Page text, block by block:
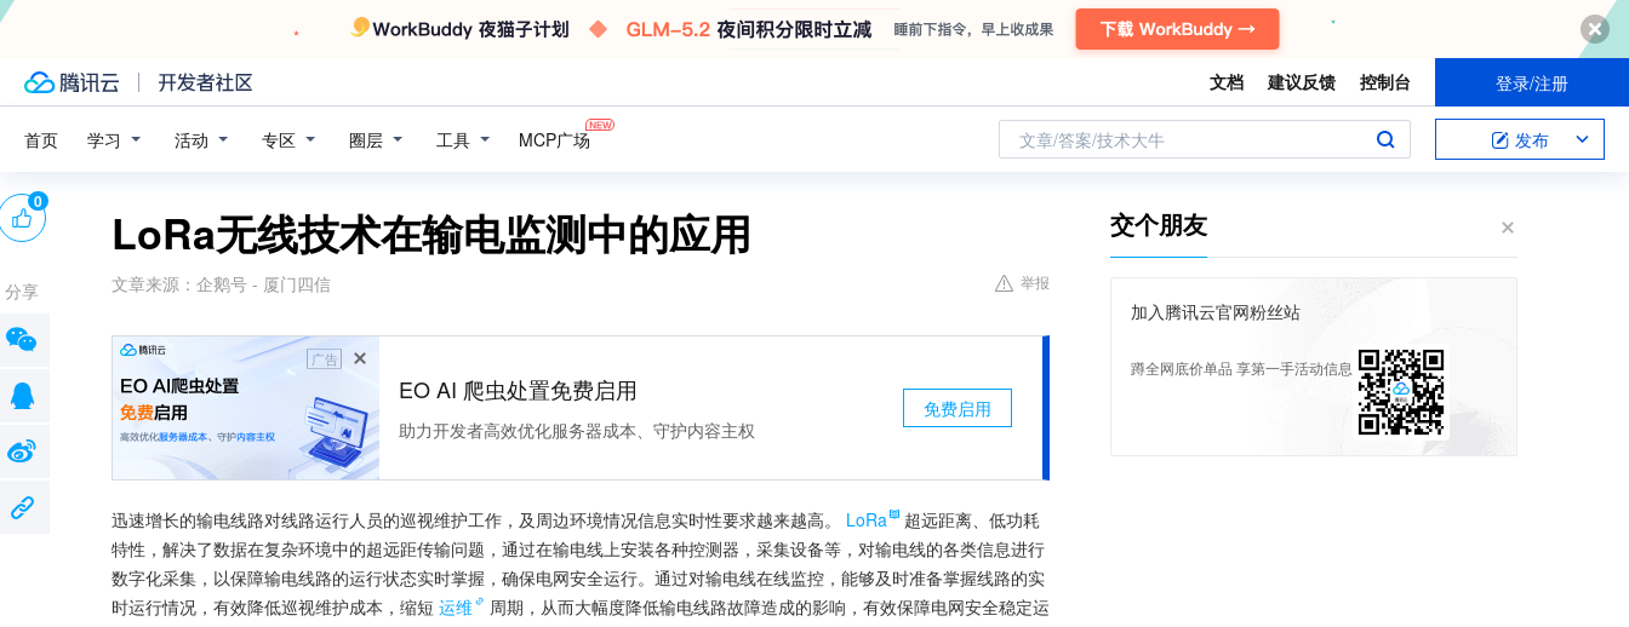
文档 建议反馈 控制台 登录/注册
首页 学习 活动 专区 圈层 工具 MCP广场 文章/答案/技术大牛 发布
LoRa无线技术在输电监测中的应用
文章来源： 企鹅号 - 厦门四信 举报
广告
EO AI 爬虫处置免费启用
助力开发者高效优化服务器成本、守护内容主权
免费启用
迅速增长的输电线路对线路运行人员的巡视维护工作，及周边环境情况信息实时性要求越来越高。 LoRa
超远距离、低功耗
特性，解决了数据在复杂环境中的超远距传输问题，通过在输电线上安装各种控测器，采集设备等，对输电线的各类信息进行
数字化采集，以保障输电线路的运行状态实时掌握，确保电网安全运行。通过对输电线在线监控，能够及时准备掌握线路的实
时运行情况，有效降低巡视维护成本，缩短 运维
周期，从而大幅度降低输电线路故障造成的影响，有效保障电网安全稳定运
0
分享
交个朋友
加入腾讯云官网粉丝站
蹲全网底价单品 享第一手活动信息